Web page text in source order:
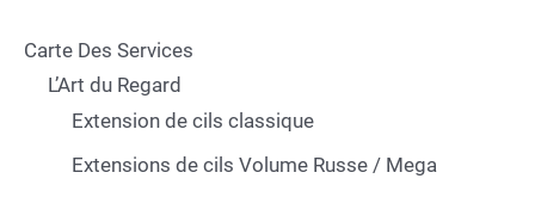
Carte Des Services
L’Art du Regard
Extension de cils classique
Extensions de cils Volume Russe / Mega